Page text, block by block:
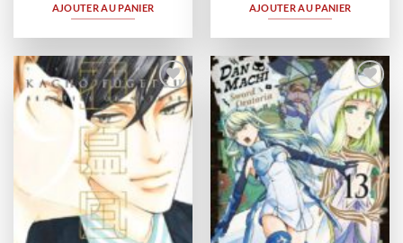
AJOUTER AU PANIER AJOUTER AU PANIER
Ajouter
à la
wishlist
Ajouter
à la
wishlist